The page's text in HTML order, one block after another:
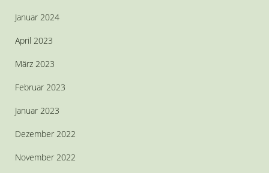
Januar 2024
April 2023
März 2023
Februar 2023
Januar 2023
Dezember 2022
November 2022